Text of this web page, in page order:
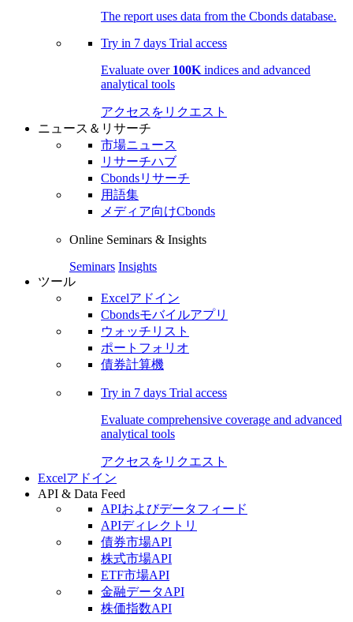
The report uses data from the Cbonds database.
Try in 7 days Trial access
Evaluate over 100K indices and advanced
analytical tools
アクセスをリクエスト
ニュース＆リサーチ
市場ニュース
リサーチハブ
Cbondsリサーチ
用語集
メディア向けCbonds
Online Seminars & Insights
Seminars Insights
ツール
Excelアドイン
Cbondsモバイルアプリ
ウォッチリスト
ポートフォリオ
債券計算機
Try in 7 days Trial access
Evaluate comprehensive coverage and advanced
analytical tools
アクセスをリクエスト
Excelアドイン
API & Data Feed
APIおよびデータフィード
APIディレクトリ
債券市場API
株式市場API
ETF市場API
金融データAPI
株価指数API